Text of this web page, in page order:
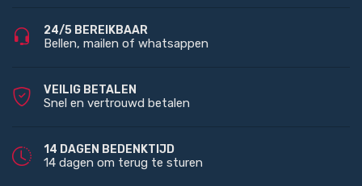
24/5 BEREIKBAAR
Bellen, mailen of whatsappen
VEILIG BETALEN
Snel en vertrouwd betalen
14 DAGEN BEDENKTIJD
14 dagen om terug te sturen